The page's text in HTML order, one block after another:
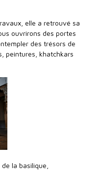
elle a retrouvé sa
ouvrirons des portes
des trésors de
peintures, khatchkars
la basilique,